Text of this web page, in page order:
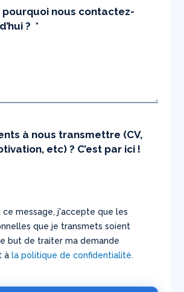
pourquoi nous contactez-
?
à nous transmettre (CV,
etc) ? C’est par ici !
ce message, j'accepte que les
que je transmets soient
but de traiter ma demande
à la politique de confidentialité.